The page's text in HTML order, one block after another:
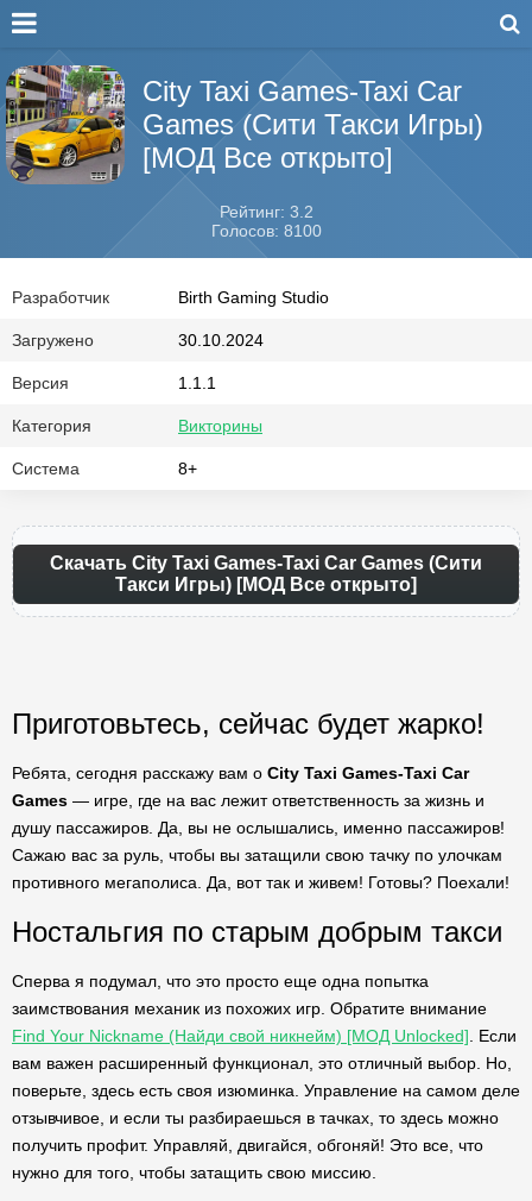
City Taxi Games-Taxi Car
Games (Сити Такси Игры)
[МОД Все открыто]
Рейтинг: 3.2
Голосов: 8100
Разработчик Birth Gaming Studio
Загружено 30.10.2024
Версия 1.1.1
Категория Викторины
Система 8+
Скачать City Taxi Games-Taxi Car Games (Сити
Такси Игры) [МОД Все открыто]
Приготовьтесь, сейчас будет жарко!
Ребята, сегодня расскажу вам о City Taxi Games-Taxi Car
Games — игре, где на вас лежит ответственность за жизнь и
душу пассажиров. Да, вы не ослышались, именно пассажиров!
Сажаю вас за руль, чтобы вы затащили свою тачку по улочкам
противного мегаполиса. Да, вот так и живем! Готовы? Поехали!
Ностальгия по старым добрым такси
Сперва я подумал, что это просто еще одна попытка
заимствования механик из похожих игр. Обратите внимание
Find Your Nickname (Найди свой никнейм) [МОД Unlocked] . Если
вам важен расширенный функционал, это отличный выбор. Но,
поверьте, здесь есть своя изюминка. Управление на самом деле
отзывчивое, и если ты разбираешься в тачках, то здесь можно
получить профит. Управляй, двигайся, обгоняй! Это все, что
нужно для того, чтобы затащить свою миссию.